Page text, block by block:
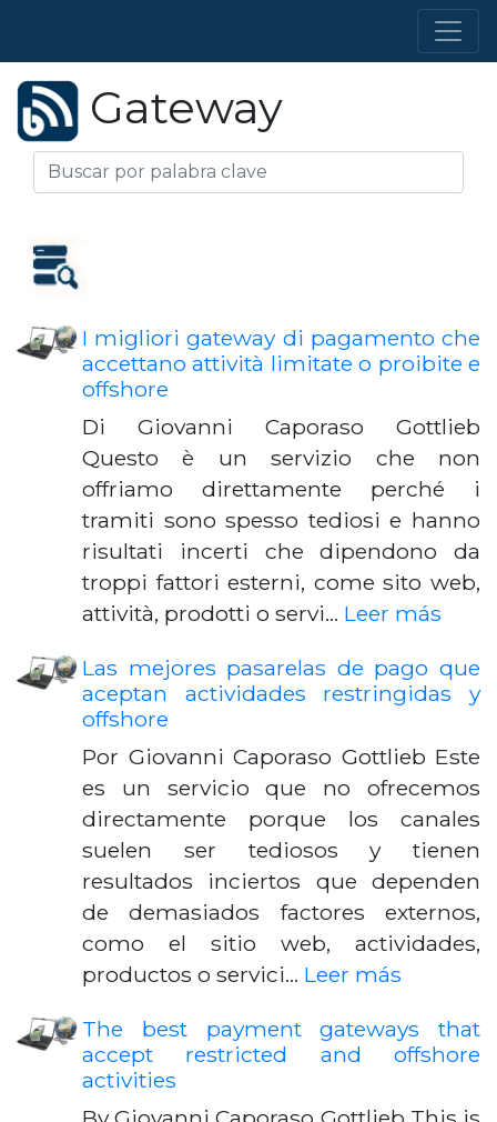
Gateway
I migliori gateway di pagamento che
accettano attività limitate o proibite e
offshore
Di Giovanni Caporaso Gottlieb
Questo è un servizio che non
offriamo direttamente perché i
tramiti sono spesso tediosi e hanno
risultati incerti che dipendono da
troppi fattori esterni, come sito web,
attività, prodotti o servi… Leer más
Las mejores pasarelas de pago que
aceptan actividades restringidas y
offshore
Por Giovanni Caporaso Gottlieb Este
es un servicio que no ofrecemos
directamente porque los canales
suelen ser tediosos y tienen
resultados inciertos que dependen
de demasiados factores externos,
como el sitio web, actividades,
productos o servici… Leer más
The best payment gateways that
accept restricted and offshore
activities